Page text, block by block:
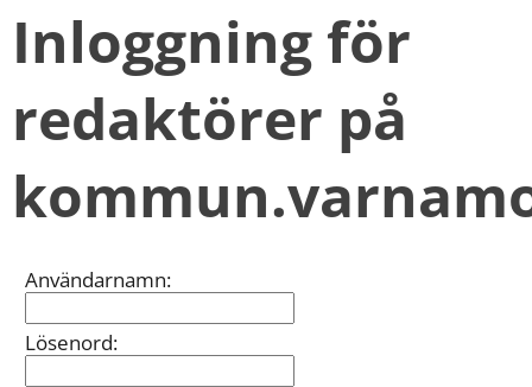
Inloggning för
redaktörer på
Inloggning
Användarnamn:
Lösenord:
(obligatorisk)
kan
informationen
bättre
dig?
Webbadress